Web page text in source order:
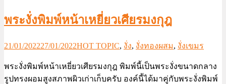
พระงั่งพิมพ์หน้าเหยี่ยวเศียรมงกุฎ
21/01/202227/01/2022HOT TOPIC, งั่ง, งั่งทองผสม, งั่งเขมร
พระงั่งพิมพ์หน้าเหยี่ยวเศียรมงกุฎ พิมพ์นี้เป็นพระงั่งขนาดกลาง
รูปทรงผอมสูงสภาพผิวเก่าเก็บครับ องค์นี้ได้มาคู่กับพระงั่งพิมพ์